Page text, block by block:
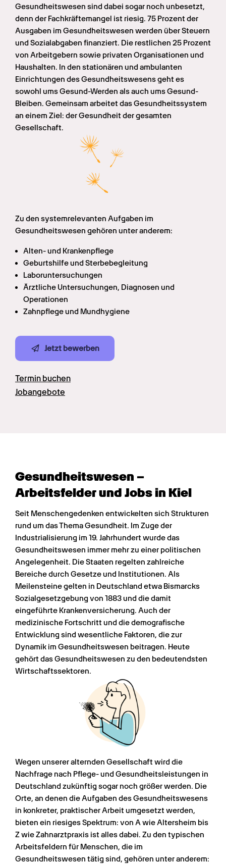
Gesundheitswesen sind dabei sogar noch unbesetzt,
denn der Fachkräftemangel ist riesig. 75 Prozent der
Ausgaben im Gesundheitswesen werden über Steuern
und Sozialabgaben finanziert. Die restlichen 25 Prozent
von Arbeitgebern sowie privaten Organisationen und
Haushalten. In den stationären und ambulanten
Einrichtungen des Gesundheitswesens geht es
sowohl ums Gesund-Werden als auch ums Gesund-
Bleiben. Gemeinsam arbeitet das Gesundheitssystem
an einem Ziel: der Gesundheit der gesamten
Gesellschaft.
Zu den systemrelevanten Aufgaben im
Gesundheitswesen gehören unter anderem:
Alten- und Krankenpflege
Geburtshilfe und Sterbebegleitung
Laboruntersuchungen
Ärztliche Untersuchungen, Diagnosen und
Operationen
Zahnpflege und Mundhygiene
Jetzt bewerben
Termin buchen
Jobangebote
Gesundheits­wesen –
Arbeitsfelder und Jobs in Kiel
Seit Menschengedenken entwickelten sich Strukturen
rund um das Thema Gesundheit. Im Zuge der
Industrialisierung im 19. Jahrhundert wurde das
Gesundheitswesen immer mehr zu einer politischen
Angelegenheit. Die Staaten regelten zahlreiche
Bereiche durch Gesetze und Institutionen. Als
Meilensteine gelten in Deutschland etwa Bismarcks
Sozialgesetzgebung von 1883 und die damit
eingeführte Krankenversicherung. Auch der
medizinische Fortschritt und die demografische
Entwicklung sind wesentliche Faktoren, die zur
Dynamik im Gesundheitswesen beitragen. Heute
gehört das Gesundheitswesen zu den bedeutendsten
Wirtschaftssektoren.
Wegen unserer alternden Gesellschaft wird die
Nachfrage nach Pflege- und Gesundheitsleistungen in
Deutschland zukünftig sogar noch größer werden. Die
Orte, an denen die Aufgaben des Gesundheitswesens
in konkreter, praktischer Arbeit umgesetzt werden,
bieten ein riesiges Spektrum: von A wie Altersheim bis
Z wie Zahnarztpraxis ist alles dabei. Zu den typischen
Arbeitsfeldern für Menschen, die im
Gesundheitswesen tätig sind, gehören unter anderem: